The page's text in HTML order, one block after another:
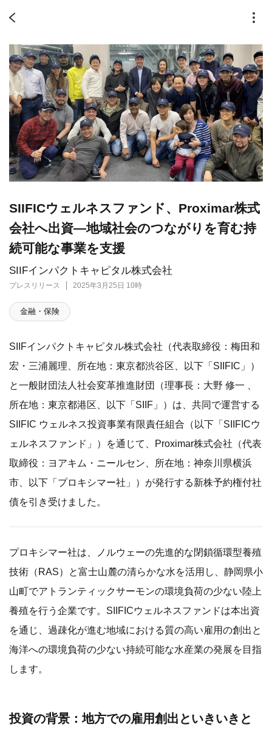
SIIFインパクトキャピタル株式会社
プレスリリース 2025年3月25日 10時
SIIFICウェルネスファンド、Proximar株式
会社へ出資—地域社会のつながりを育む持
続可能な事業を支援
金融・保険
SIIFインパクトキャピタル株式会社（代表取締役：梅田和
宏・三浦麗理、所在地：東京都渋谷区、以下「SIIFIC」）
と一般財団法人社会変革推進財団（理事長：大野 修一 、
所在地：東京都港区、以下「SIIF」）は、共同で運営する
SIIFIC ウェルネス投資事業有限責任組合（以下「SIIFICウ
ェルネスファンド」）を通じて、Proximar株式会社（代表
取締役：ヨアキム・ニールセン、所在地：神奈川県横浜
市、以下「プロキシマー社」）が発行する新株予約権付社
債を引き受けました。
プロキシマー社は、ノルウェーの先進的な閉鎖循環型養殖
技術（RAS）と富士山麓の清らかな水を活用し、静岡県小
山町でアトランティックサーモンの環境負荷の少ない陸上
養殖を行う企業です。SIIFICウェルネスファンドは本出資
を通じ、過疎化が進む地域における質の高い雇用の創出と
海洋への環境負荷の少ない持続可能な水産業の発展を目指
します。
投資の背景：地方での雇用創出といきいきと